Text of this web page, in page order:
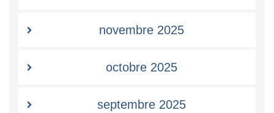
novembre 2025
octobre 2025
septembre 2025